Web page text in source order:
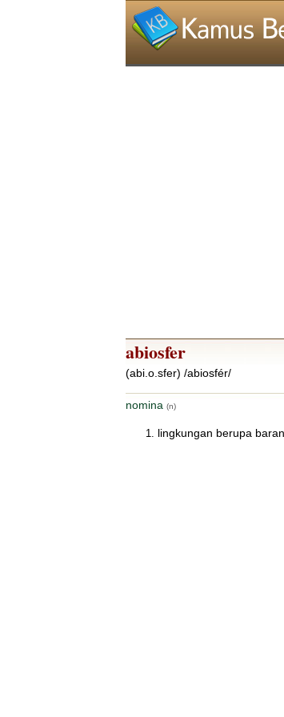
abiosfer
(abi.o.sfer) /abiosfér/
nomina (n)
lingkungan berupa